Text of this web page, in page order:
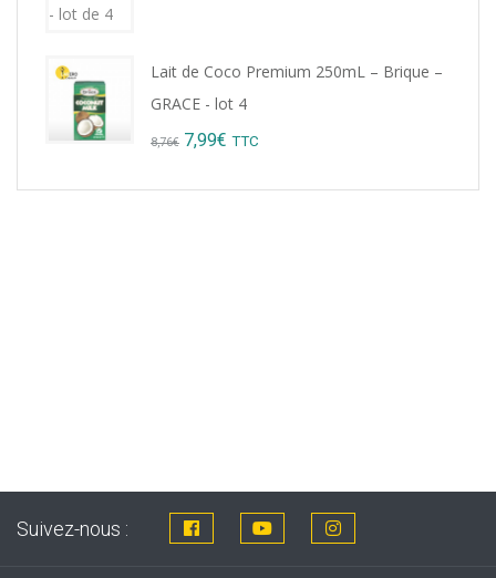
Lait de Coco Premium 250mL – Brique –
GRACE - lot 4
8,76€ Original
7,99€ Current
TTC
Suivez-nous :